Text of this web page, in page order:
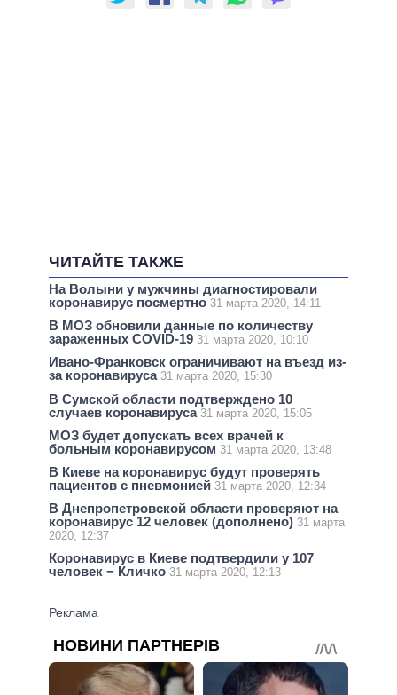
ЧИТАЙТЕ ТАКЖЕ
На Волыни у мужчины диагностировали
коронавирус посмертно 31 марта 2020, 14:11
В МОЗ обновили данные по количеству
зараженных COVID-19 31 марта 2020, 10:10
Ивано-Франковск ограничивают на въезд из-
за коронавируса 31 марта 2020, 15:30
В Сумской области подтверждено 10
случаев коронавируса 31 марта 2020, 15:05
МОЗ будет допускать всех врачей к
больным коронавирусом 31 марта 2020, 13:48
В Киеве на коронавирус будут проверять
пациентов с пневмонией 31 марта 2020, 12:34
В Днепропетровской области проверяют на
коронавирус 12 человек (дополнено) 31 марта
2020, 12:37
Коронавирус в Киеве подтвердили у 107
человек − Кличко 31 марта 2020, 12:13